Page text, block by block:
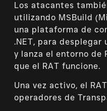
Los atacantes
utilizando MSBuild
una plataforma de
.NET, para desplegar
y lanza el entorno de
que el RAT funcione.
Una vez activo, el
operadores de